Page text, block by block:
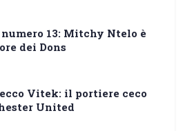
13: Mitchy Ntelo è
dei Dons
Vitek: il portiere ceco
United